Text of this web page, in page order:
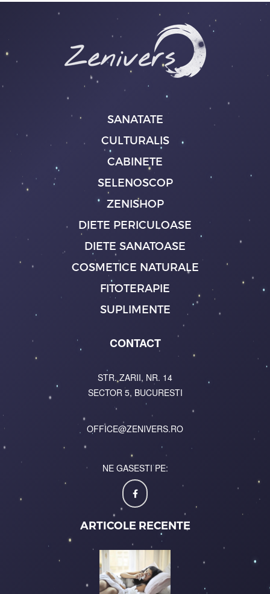
SANATATE
CULTURALIS
CABINETE
SELENOSCOP
ZENISHOP
DIETE PERICULOASE
DIETE SANATOASE
COSMETICE NATURALE
FITOTERAPIE
SUPLIMENTE
CONTACT
STR. ZARII, NR. 14
SECTOR 5, BUCURESTI
OFFICE@ZENIVERS.RO
NE GASESTI PE:
ARTICOLE RECENTE